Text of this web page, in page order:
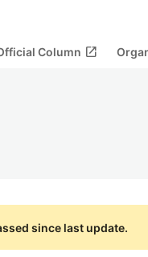
Column open_in_new
since last update.